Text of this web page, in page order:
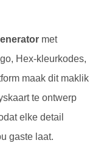
met
Hex-kleurkodes,
maak dit maklik
te ontwerp
elke detail
gaste laat.